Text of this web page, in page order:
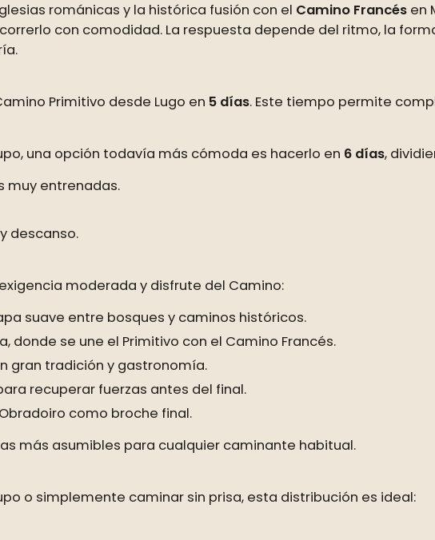
románicas y la histórica fusión con el Camino Francés en
con comodidad. La respuesta depende del ritmo, la
Primitivo desde Lugo en 5 días. Este tiempo permite
una opción todavía más cómoda es hacerlo en 6 días,
muy entrenadas.
descanso.
moderada y disfrute del Camino:
suave entre bosques y caminos históricos.
donde se une el Primitivo con el Camino Francés.
gran tradición y gastronomía.
recuperar fuerzas antes del final.
como broche final.
más asumibles para cualquier caminante habitual.
o simplemente caminar sin prisa, esta distribución es ideal: